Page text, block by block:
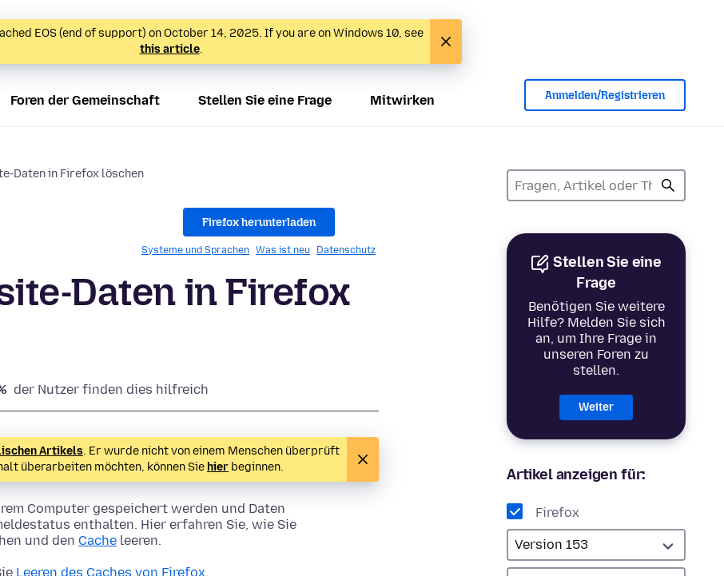
EOS (end of support) on October 14, 2025. If you are on Windows 10, see
this article.
Foren der Gemeinschaft Stellen Sie eine Frage Mitwirken Anmelden/Registrieren
Daten in Firefox löschen
Stellen Sie eine
Frage
Benötigen Sie weitere
Hilfe? Melden Sie sich
an, um Ihre Frage in
unseren Foren zu
stellen.
Weiter
Artikel anzeigen für:
Firefox
Firefox herunterladen
Systeme und Sprachen Was ist neu Datenschutz
Daten in Firefox
der Nutzer finden dies hilfreich
Artikels. Er wurde nicht von einem Menschen überprüft
überarbeiten möchten, können Sie hier beginnen.
Computer gespeichert werden und Daten
enthalten. Hier erfahren Sie, wie Sie
und den Cache leeren.
Leeren des Caches von Firefox.